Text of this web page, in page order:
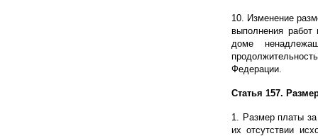
10. Изменение
выполнения
доме
Федерации.
Статья 157.
1. Размер платы
их отсутствии